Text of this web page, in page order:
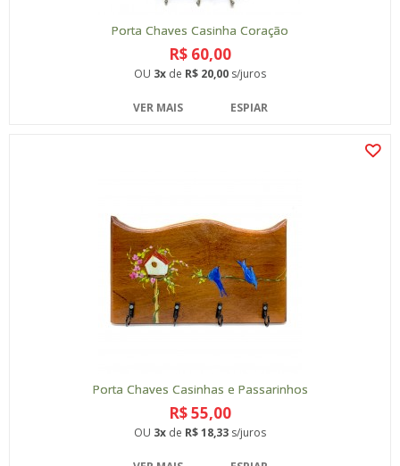
Porta Chaves Casinha Coração
R$ 60,00
OU 3x de R$ 20,00 s/juros
VER MAIS ESPIAR
Porta Chaves Casinhas e Passarinhos
R$ 55,00
OU 3x de R$ 18,33 s/juros